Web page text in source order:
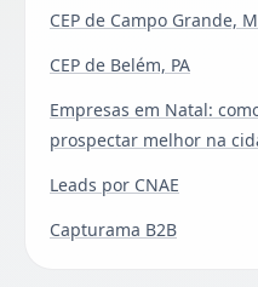
CEP de Campo Grande,
CEP de Belém, PA
Empresas em Natal:
prospectar melhor na
Leads por CNAE
Capturama B2B